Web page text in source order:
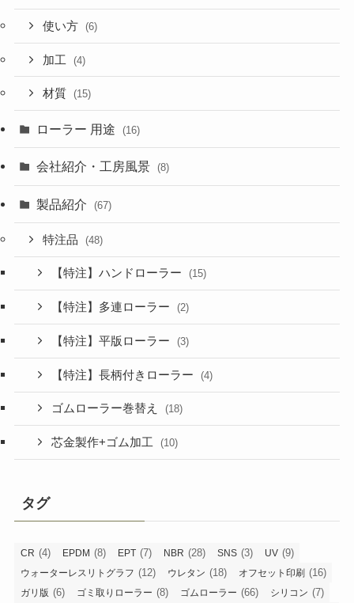
使い方 (6)
加工 (4)
材質 (15)
ローラー 用途 (16)
会社紹介・工房風景 (8)
製品紹介 (67)
特注品 (48)
【特注】ハンドローラー (15)
【特注】多連ローラー (2)
【特注】平版ローラー (3)
【特注】長柄付きローラー (4)
ゴムローラー巻替え (18)
芯金製作+ゴム加工 (10)
タグ
CR (4) EPDM (8) EPT (7) NBR (28) SNS (3) UV (9)
ウォーターレスリトグラフ (12) ウレタン (18) オフセット印刷 (16)
ガリ版 (6) ゴミ取りローラー (8) ゴムローラー (66) シリコン (7)